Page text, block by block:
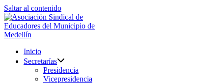
Saltar al contenido
Inicio
Secretarías
Presidencia
Vicepresidencia